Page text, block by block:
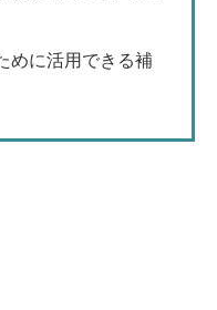
めに活用できる補